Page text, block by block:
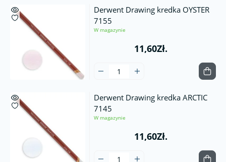
Derwent Drawing kredka OYSTER
7155
W magazynie
11,60Zł.
Derwent Drawing kredka ARCTIC
7145
W magazynie
11,60Zł.